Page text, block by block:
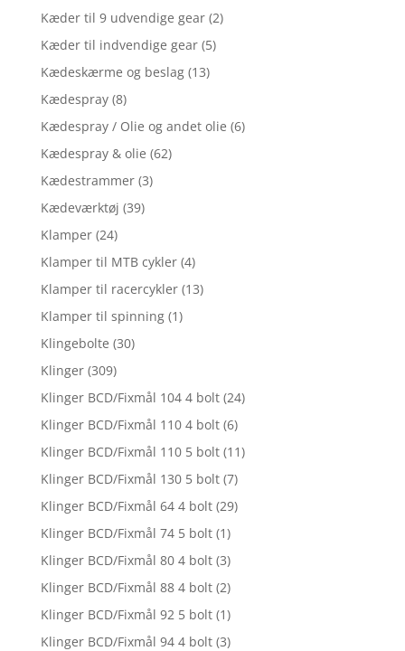
Kæder til 9 udvendige gear (2)
Kæder til indvendige gear (5)
Kædeskærme og beslag (13)
Kædespray (8)
Kædespray / Olie og andet olie (6)
Kædespray & olie (62)
Kædestrammer (3)
Kædeværktøj (39)
Klamper (24)
Klamper til MTB cykler (4)
Klamper til racercykler (13)
Klamper til spinning (1)
Klingebolte (30)
Klinger (309)
Klinger BCD/Fixmål 104 4 bolt (24)
Klinger BCD/Fixmål 110 4 bolt (6)
Klinger BCD/Fixmål 110 5 bolt (11)
Klinger BCD/Fixmål 130 5 bolt (7)
Klinger BCD/Fixmål 64 4 bolt (29)
Klinger BCD/Fixmål 74 5 bolt (1)
Klinger BCD/Fixmål 80 4 bolt (3)
Klinger BCD/Fixmål 88 4 bolt (2)
Klinger BCD/Fixmål 92 5 bolt (1)
Klinger BCD/Fixmål 94 4 bolt (3)